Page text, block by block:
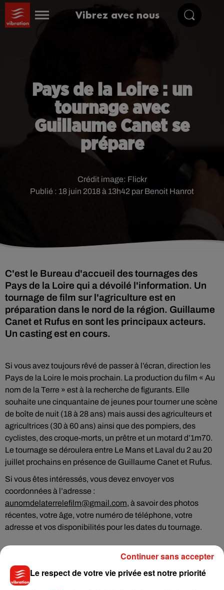
Vibrez avec nous
Pays de la Loire : un
tournage avec
Guillaume Canet se
prépare
Publié : 18 juin 2018 à 13h42 par Benoit Hanrot
Crédit image: Flickr
C'est le Bureau d'accueil des tournages des
Pays de la Loire qui a dévoilé l'information. Un
tournage de film sur l'agriculture est en
préparation dans le nord de la région. Guillaume
Canet et Rufus en sont les principaux acteurs.
Un casting est en cours.
Si vous avez toujours rêvé de passer à l’écran, direction les
Pays de la Loire le mois prochain. La production du film « Au
nom de la Terre » est à la recherche de figurants. Elle
souhaite une cinquantaine de jeunes pour tourner une scène
de boîte de nuit (18 à 28 ans) mais aussi des agriculteurs et
agricultrices (30 à 60 ans) ainsi que des pompiers, des
cyclistes, des croque-morts, un prêtre et un motard d’1m70.
Le tournage se déroulera entre Le Mans et Laval du 2 au 20
juillet prochains en présence de Guillaume Canet et Rufus.
Si vous êtes intéressés, vous devez envoyer vos
coordonnées à l’adresse :
aunomdelaterrelefilm@gmail.com, à savoir des photos
récentes, votre âge, votre numéro de téléphone, votre
adresse et vos disponibilités pour les dates du tournage.
MusiqueLe respect de votre vie privée est notre priorité
Continuer sans accepter